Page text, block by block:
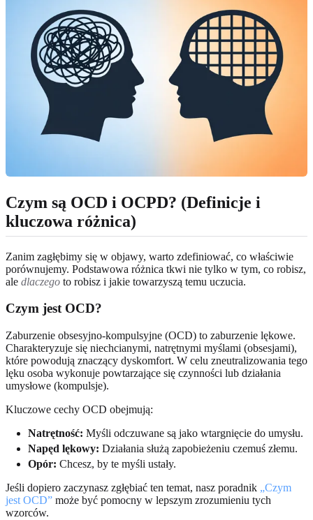
Czym są OCD i OCPD? (Definicje i
kluczowa różnica)
Zanim zagłębimy się w objawy, warto zdefiniować, co właściwie
porównujemy. Podstawowa różnica tkwi nie tylko w tym, co robisz,
ale dlaczego to robisz i jakie towarzyszą temu uczucia.
Czym jest OCD?
Zaburzenie obsesyjno-kompulsyjne (OCD) to zaburzenie lękowe.
Charakteryzuje się niechcianymi, natrętnymi myślami (obsesjami),
które powodują znaczący dyskomfort. W celu zneutralizowania tego
lęku osoba wykonuje powtarzające się czynności lub działania
umysłowe (kompulsje).
Kluczowe cechy OCD obejmują:
Natrętność: Myśli odczuwane są jako wtargnięcie do umysłu.
Napęd lękowy: Działania służą zapobieżeniu czemuś złemu.
Opór: Chcesz, by te myśli ustały.
Jeśli dopiero zaczynasz zgłębiać ten temat, nasz poradnik „Czym
jest OCD” może być pomocny w lepszym zrozumieniu tych
wzorców.